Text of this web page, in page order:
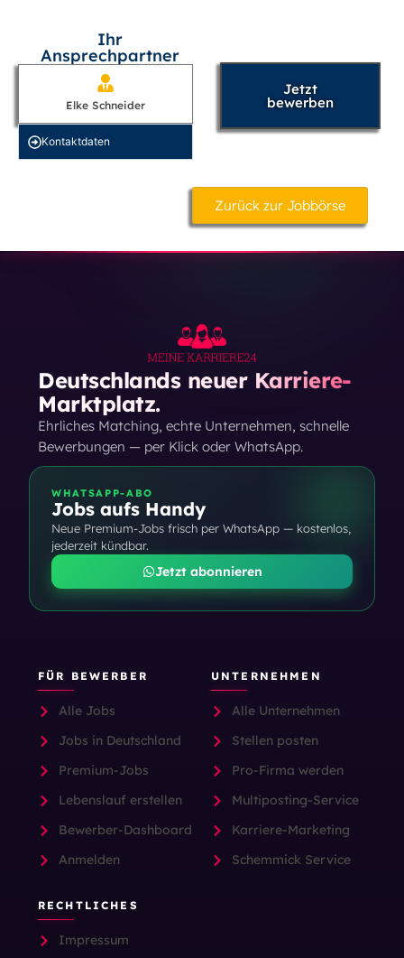
Ihr
Ansprechpartner
Elke Schneider
Kontakt­daten
Jetzt
bewerben
Zurück zur Jobbörse
Deutschlands neuer Karriere-
Marktplatz.
Ehrliches Matching, echte Unternehmen, schnelle
Bewerbungen — per Klick oder WhatsApp.
WHATSAPP-ABO
Jobs aufs Handy
Neue Premium-Jobs frisch per WhatsApp — kostenlos,
jederzeit kündbar.
Jetzt abonnieren
FÜR BEWERBER
Alle Jobs
Jobs in Deutschland
Premium-Jobs
Lebenslauf erstellen
Bewerber-Dashboard
Anmelden
UNTERNEHMEN
Alle Unternehmen
Stellen posten
Pro-Firma werden
Multiposting-Service
Karriere-Marketing
Schemmick Service
RECHTLICHES
Impressum